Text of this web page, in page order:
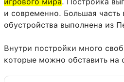
и современно. Большая часть
обустройства выполнена из
Внутри постройки много
которые можно обставить на